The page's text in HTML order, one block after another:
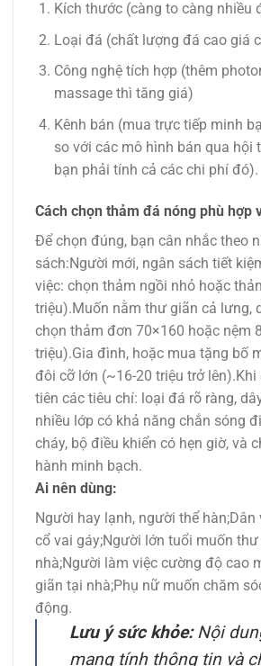
Kích thước (càng to càng nhiều
Loại đá (chất lượng đá cao giá
Công nghệ tích hợp (thêm
massage thì tăng giá)
Kênh bán (mua trực tiếp minh
so với các mô hình bán qua hội
bạn phải tính cả các chi phí đó).
Cách chọn thảm đá nóng phù hợp
Để chọn đúng, bạn cân nhắc theo
sách:Người mới, ngân sách tiết
việc: chọn thảm ngồi nhỏ hoặc
triệu).Muốn nằm thư giãn cả lưng,
chọn thảm đơn 70×160 hoặc nệm
triệu).Gia đình, hoặc mua tặng bố
đôi cỡ lớn (~16-20 triệu trở lên).Khi
tiên các tiêu chí: loại đá rõ ràng,
nhiều lớp có khả năng chắn sóng
cháy, bộ điều khiển có hẹn giờ, và
hành minh bạch.
Ai nên dùng:
Người hay lạnh, người thể hàn;Dân
cổ vai gáy;Người lớn tuổi muốn
nhà;Người làm việc cường độ cao
giãn tại nhà;Phụ nữ muốn chăm
động.
Lưu ý sức khỏe:Nội
mang tính thông tin và